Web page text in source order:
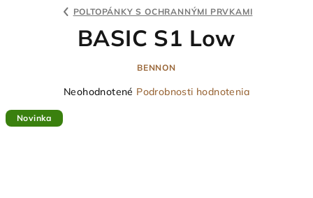
POLTOPÁNKY S OCHRANNÝMI PRVKAMI
BASIC S1 Low
BENNON
Priemerné
produktu
Neohodnotené Podrobnosti hodnotenia
Novinka